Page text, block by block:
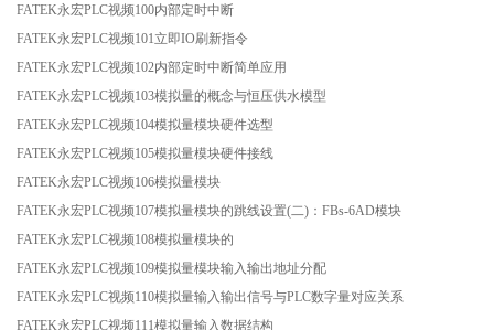
FATEK永宏PLC视频100内部定时中断
FATEK永宏PLC视频101立即IO刷新指令
FATEK永宏PLC视频102内部定时中断简单应用
FATEK永宏PLC视频103模拟量的概念与恒压供水模型
FATEK永宏PLC视频104模拟量模块硬件选型
FATEK永宏PLC视频105模拟量模块硬件接线
FATEK永宏PLC视频106模拟量模块
FATEK永宏PLC视频107模拟量模块的跳线设置(二)：FBs-6AD模块
FATEK永宏PLC视频108模拟量模块的
FATEK永宏PLC视频109模拟量模块输入输出地址分配
FATEK永宏PLC视频110模拟量输入输出信号与PLC数字量对应关系
FATEK永宏PLC视频111模拟量输入数据结构